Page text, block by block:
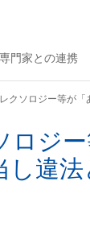
専門家との連携
クソロジー等が
ロジ
し違